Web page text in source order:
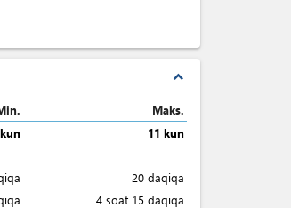
expand_less
Maks.
11 kun
20 daqiqa
4 soat 15 daqiqa